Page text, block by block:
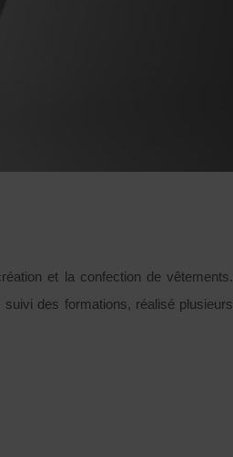
et la confection de vêtements.
des formations, réalisé plusieurs